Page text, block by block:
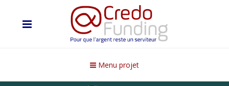
Menu projet